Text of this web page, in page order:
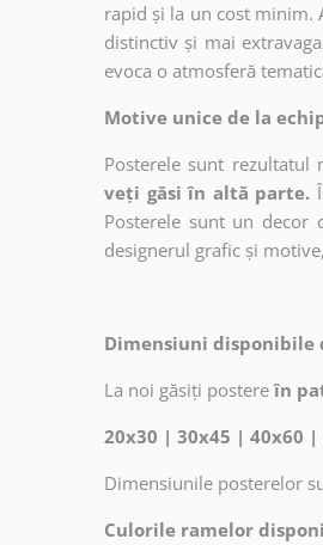
rapid și la un cost minim.
distinctiv și mai
evoca o atmosferă
Motive unice de la
Posterele sunt rezultatul
veți găsi în altă parte.
Posterele sunt un decor
designerul grafic și
Dimensiuni disponibile
La noi găsiți postere în
20x30 | 30x45 | 40x60 |
Dimensiunile posterelor
Culorile ramelor